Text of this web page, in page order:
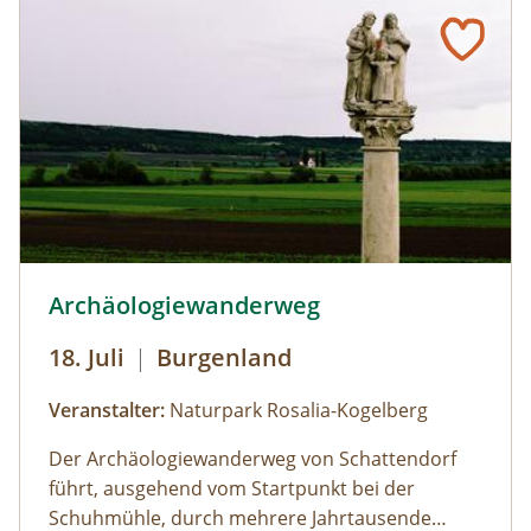
Dauerausstellung in der Schuhmühle.
Besichtigungen der Mühle und des
Mühlenladens mit Handwerkskunst und
regionalen Schmankerln aus dem Naturpark
sind zu den Öffnungszeiten möglich; Führungen
von Gruppen nach Voranmeldung.
Archäologiewanderweg
18. Juli | Burgenland
Veranstalter: Naturpark Rosalia-Kogelberg
Der Archäologiewanderweg von Schattendorf
führt, ausgehend vom Startpunkt bei der
Schuhmühle, durch mehrere Jahrtausende